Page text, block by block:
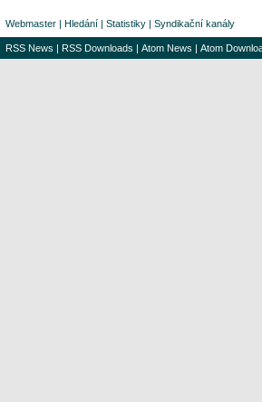
Webmaster | Hledání | Statistiky | Syndikační kanály
RSS News | RSS Downloads | Atom News | Atom